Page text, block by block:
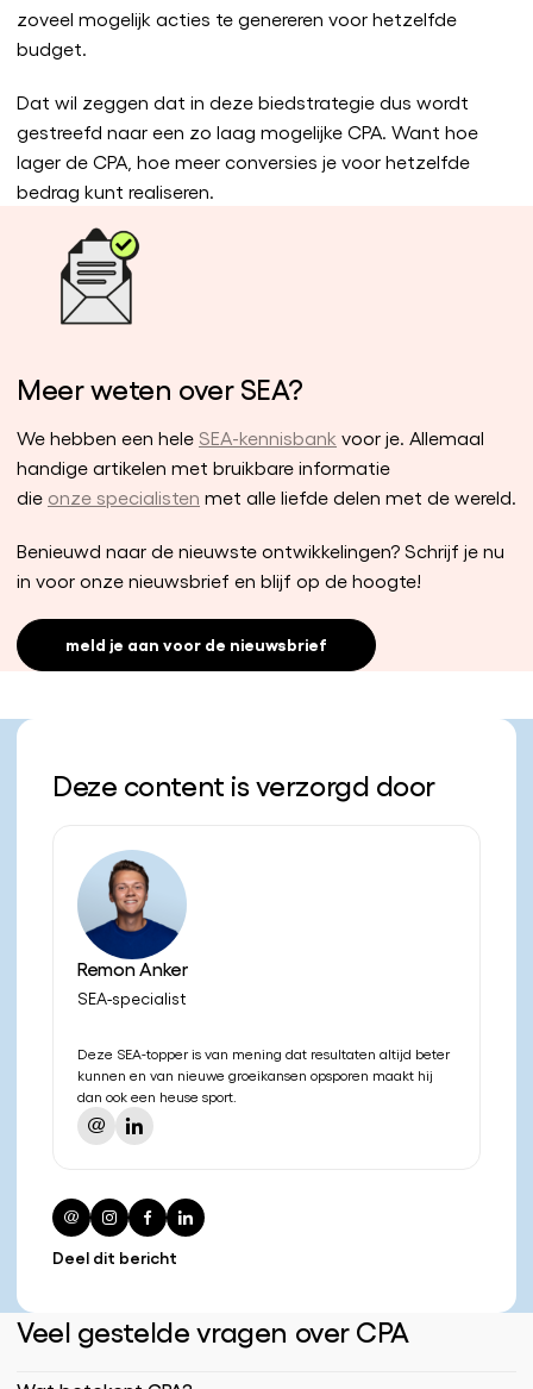
zoveel mogelijk acties te genereren voor hetzelfde
budget.
Dat wil zeggen dat in deze biedstrategie dus wordt
gestreefd naar een zo laag mogelijke CPA. Want hoe
lager de CPA, hoe meer conversies je voor hetzelfde
bedrag kunt realiseren.
Meer weten over SEA?
We hebben een hele SEA-kennisbank voor je. Allemaal
handige artikelen met bruikbare informatie
die onze specialisten met alle liefde delen met de wereld.
Benieuwd naar de nieuwste ontwikkelingen? Schrijf je nu
in voor onze nieuwsbrief en blijf op de hoogte!
meld je aan voor de nieuwsbrief
Deze content is verzorgd door
Deel dit bericht
Remon Anker
SEA-specialist
Deze SEA-topper is van mening dat resultaten altijd beter
kunnen en van nieuwe groeikansen opsporen maakt hij
dan ook een heuse sport.
Veel gestelde vragen over CPA